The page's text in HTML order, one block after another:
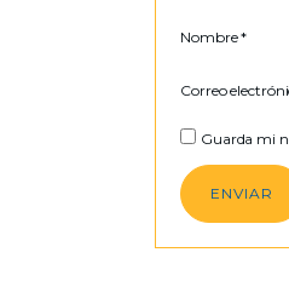
Nombre*
Correo
Guarda mi